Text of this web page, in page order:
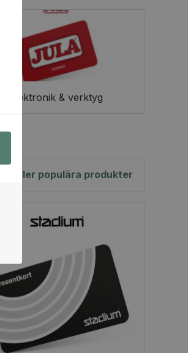
Elektronik & verktyg
Fler populära produkter